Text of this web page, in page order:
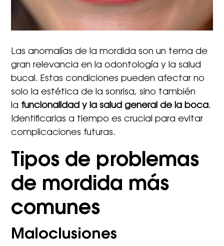
Las anomalías de la mordida son un tema de
gran relevancia en la odontología y la salud
bucal. Estas condiciones pueden afectar no
solo la estética de la sonrisa, sino también
la funcionalidad y la salud general de la boca.
Identificarlas a tiempo es crucial para evitar
complicaciones futuras.
Tipos de problemas
de mordida más
comunes
Maloclusiones